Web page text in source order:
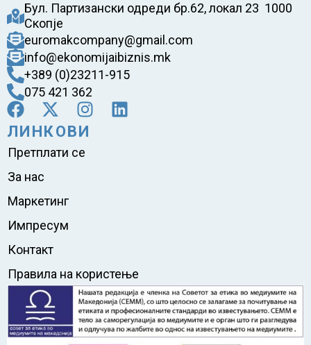
Бул. Партизански одреди бр.62, локал 23 1000
Скопје
euromakcompany@gmail.com
info@ekonomijaibiznis.mk
+389 (0)23211-915
075 421 362
ЛИНКОВИ
Претплати се
За нас
Маркетинг
Импресум
Контакт
Правила на користење